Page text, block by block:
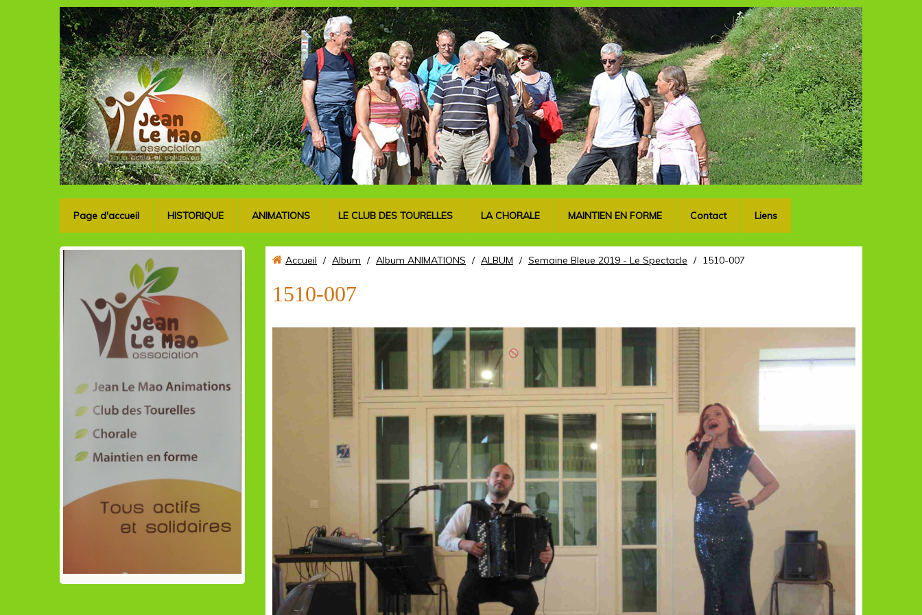
OK
Page d'accueil HISTORIQUE ANIMATIONS LE CLUB DES TOURELLES LA CHORALE MAINTIEN EN FORME Contact Liens
Accueil / Album / Album ANIMATIONS / ALBUM / Semaine Bleue 2019 - Le Spectacle / 1510-007
1510-007